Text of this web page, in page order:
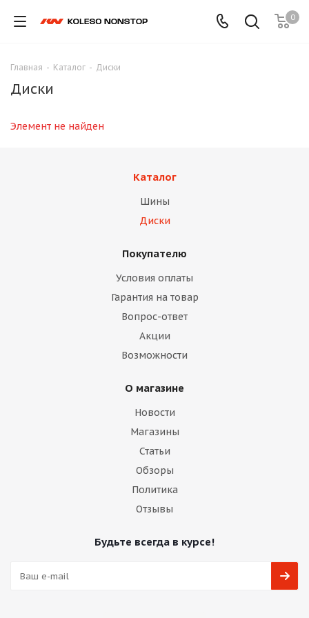
0
Главная - Каталог - Диски
Диски
Элемент не найден
Каталог
Шины
Диски
Покупателю
Условия оплаты
Гарантия на товар
Вопрос-ответ
Акции
Возможности
О магазине
Новости
Магазины
Статьи
Обзоры
Политика
Отзывы
Будьте всегда в курсе!